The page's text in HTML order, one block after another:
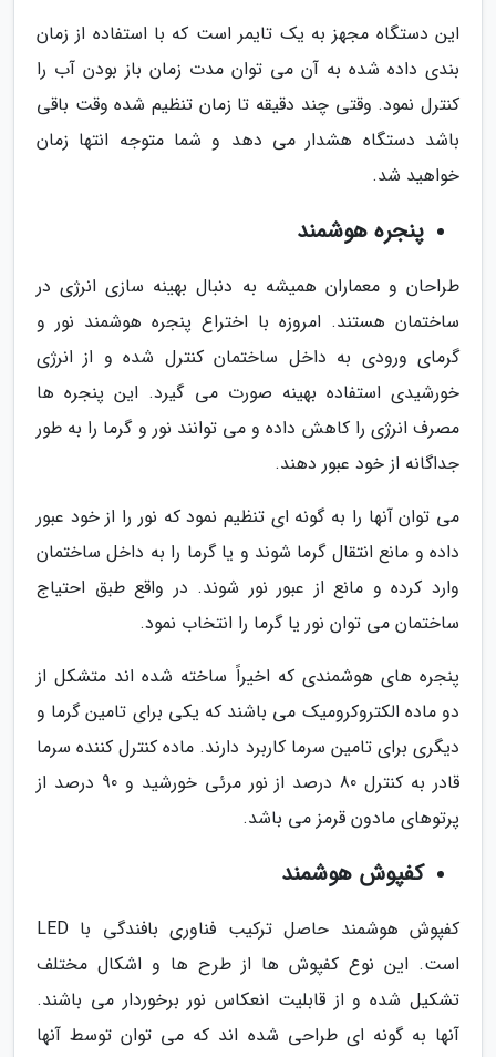
این دستگاه مجهز به یک تایمر است که با استفاده از زمان
بندی داده شده به آن می توان مدت زمان باز بودن آب را
کنترل نمود. وقتی چند دقیقه تا زمان تنظیم شده وقت باقی
باشد دستگاه هشدار می دهد و شما متوجه انتها زمان
خواهید شد.
پنجره هوشمند
طراحان و معماران همیشه به دنبال بهینه سازی انرژی در
ساختمان هستند. امروزه با اختراع پنجره هوشمند نور و
گرمای ورودی به داخل ساختمان کنترل شده و از انرژی
خورشیدی استفاده بهینه صورت می گیرد. این پنجره ها
مصرف انرژی را کاهش داده و می توانند نور و گرما را به طور
جداگانه از خود عبور دهند.
می توان آنها را به گونه ای تنظیم نمود که نور را از خود عبور
داده و مانع انتقال گرما شوند و یا گرما را به داخل ساختمان
وارد کرده و مانع از عبور نور شوند. در واقع طبق احتیاج
ساختمان می توان نور یا گرما را انتخاب نمود.
پنجره های هوشمندی که اخیراً ساخته شده اند متشکل از
دو ماده الکتروکرومیک می باشند که یکی برای تامین گرما و
دیگری برای تامین سرما کاربرد دارند. ماده کنترل کننده سرما
قادر به کنترل 80 درصد از نور مرئی خورشید و 90 درصد از
پرتوهای مادون قرمز می باشد.
کفپوش هوشمند
کفپوش هوشمند حاصل ترکیب فناوری بافندگی با LED
است. این نوع کفپوش ها از طرح ها و اشکال مختلف
تشکیل شده و از قابلیت انعکاس نور برخوردار می باشند.
آنها به گونه ای طراحی شده اند که می توان توسط آنها